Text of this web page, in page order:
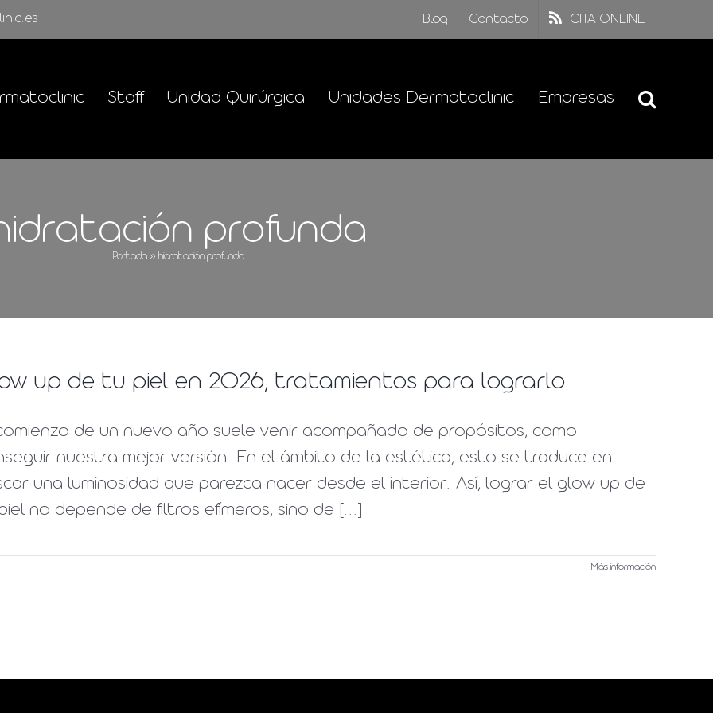
Blog Contacto CITA ONLINE
Staff Unidad Quirúrgica Unidades Dermatoclinic Empresas
profunda
Portada » hidratación profunda
up de tu piel en 2026, tratamientos para lograrlo
de un nuevo año suele venir acompañado de propósitos, como
nuestra mejor versión. En el ámbito de la estética, esto se traduce en
una luminosidad que parezca nacer desde el interior. Así, lograr el glow up de
no depende de filtros efímeros, sino de [...]
Más información